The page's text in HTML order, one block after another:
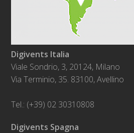
Digivents Italia
Viale Sondrio, 3, 20124, Milano
Via Terminio, 35. 83100, Avellino
Tel.: (+39) 02 30310808
Digivents Spagna